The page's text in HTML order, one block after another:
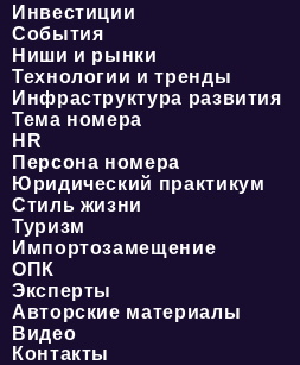
Инвестиции
События
Ниши и рынки
Технологии и тренды
Инфраструктура развития
Тема номера
HR
Персона номера
Юридический практикум
Стиль жизни
Туризм
Импортозамещение
ОПК
Эксперты
Авторские материалы
Видео
Контакты